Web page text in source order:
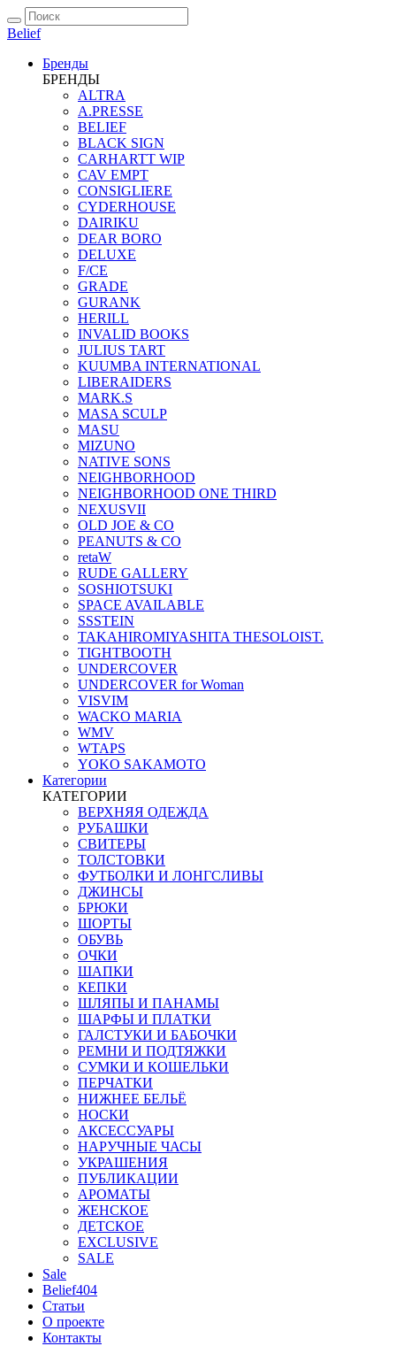
Belief
Бренды
БРЕНДЫ
ALTRA
A.PRESSE
BELIEF
BLACK SIGN
CARHARTT WIP
CAV EMPT
CONSIGLIERE
CYDERHOUSE
DAIRIKU
DEAR BORO
DELUXE
F/CE
GRADE
GURANK
HERILL
INVALID BOOKS
JULIUS TART
KUUMBA INTERNATIONAL
LIBERAIDERS
MARK.S
MASA SCULP
MASU
MIZUNO
NATIVE SONS
NEIGHBORHOOD
NEIGHBORHOOD ONE THIRD
NEXUSVII
OLD JOE & CO
PEANUTS & CO
retaW
RUDE GALLERY
SOSHIOTSUKI
SPACE AVAILABLE
SSSTEIN
TAKAHIROMIYASHITA THESOLOIST.
TIGHTBOOTH
UNDERCOVER
UNDERCOVER for Woman
VISVIM
WACKO MARIA
WMV
WTAPS
YOKO SAKAMOTO
Категории
КАТЕГОРИИ
ВЕРХНЯЯ ОДЕЖДА
РУБАШКИ
СВИТЕРЫ
ТОЛСТОВКИ
ФУТБОЛКИ И ЛОНГСЛИВЫ
ДЖИНСЫ
БРЮКИ
ШОРТЫ
ОБУВЬ
ОЧКИ
ШАПКИ
КЕПКИ
ШЛЯПЫ И ПАНАМЫ
ШАРФЫ И ПЛАТКИ
ГАЛСТУКИ И БАБОЧКИ
РЕМНИ И ПОДТЯЖКИ
СУМКИ И КОШЕЛЬКИ
ПЕРЧАТКИ
НИЖНЕЕ БЕЛЬЁ
НОСКИ
АКСЕССУАРЫ
НАРУЧНЫЕ ЧАСЫ
УКРАШЕНИЯ
ПУБЛИКАЦИИ
АРОМАТЫ
ЖЕНСКОЕ
ДЕТСКОЕ
EXCLUSIVE
SALE
Sale
Belief404
Статьи
О проекте
Контакты